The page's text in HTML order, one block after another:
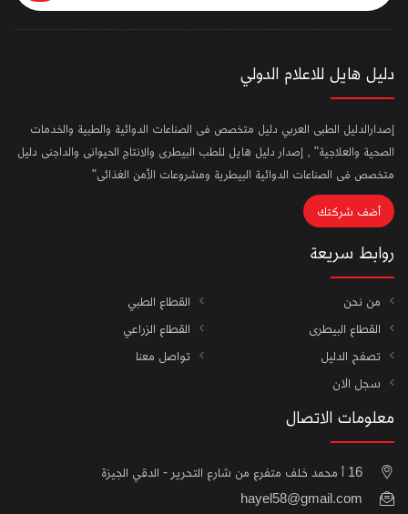
دليل هايل للاعلام الدولي
إصدارالدليل الطبى العربي دليل متخصص فى الصناعات الدوائية والطبية والخدمات
الصحية والعلاجية" , إصدار دليل هايل للطب البيطرى والانتاج الحيوانى والداجنى دليل
متخصص فى الصناعات الدوائية البيطرية ومشروعات الأمن الغذائى"
أضف شركتك
روابط سريعة
من نحن
القطاع الطبي
القطاع البيطرى
القطاع الزراعي
تصفح الدليل
تواصل معنا
سجل الان
معلومات الاتصال
16 أ محمد خلف متفرع من شارع التحرير - الدقي الجيزة
hayel58@gmail.com